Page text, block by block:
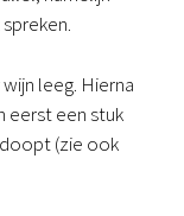
leeg. Hierna
eerst een stuk
(zie ook